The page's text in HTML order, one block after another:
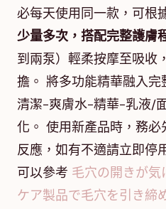
必每天使用同一款，可根
少量多次，搭配完整護膚
到兩泵）輕柔按摩至吸收
擔。 將多功能精華融入完
清潔-爽膚水-精華-乳液/
化。 使用新產品時，務
反應，如有不適請立即停
可以參考 毛穴の開きが気
ケア製品で毛穴を引き締